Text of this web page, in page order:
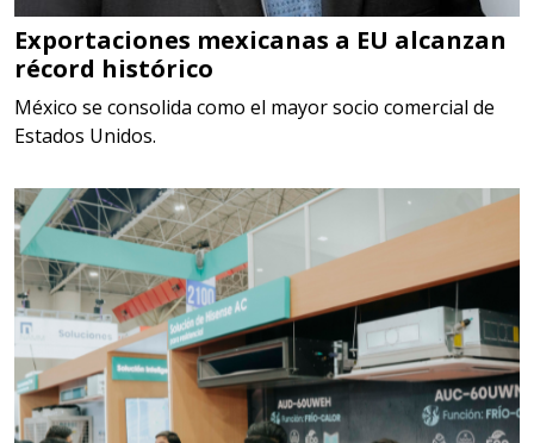
DIGITALES, MULTIPLICADORES,
PARA PUNTAS,
Aplicar al Requerimiento
Empresa en Estado de México
Requiere:
SCRAP
Especificaciones:
Somos Proveedores de GESTION
DE RESIDUOS Y DESTRUCCION
FISCAL
Exportaciones mexicanas a EU alcanzan
récord histórico
México se consolida como el mayor socio comercial de
Estados Unidos.